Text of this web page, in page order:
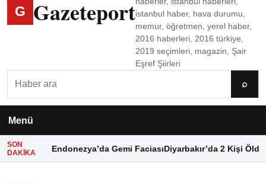
G Gazeteportistanbul haber, hava durumu,
memur, öğretmen, yerel haber,
2016 haberleri, 2016 türkiye,
2019 seçimleri, magazin, Şair
Eşref Şiirleri
⌕
Menü
SON
DAKIKA
Endonezya’da Gemi FaciasıDiyarbakır’da 2 Kişi Öldü